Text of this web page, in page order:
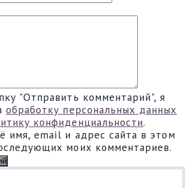
"Отправить комментарий", я
обработку персональных данных
конфиденциальности.
имя, email и адрес сайта в этом
моих комментариев.